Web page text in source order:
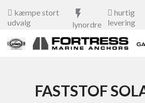
kæmpe stort
udvalg
flash_on
lynordre
hurtig
levering
FASTSTOF